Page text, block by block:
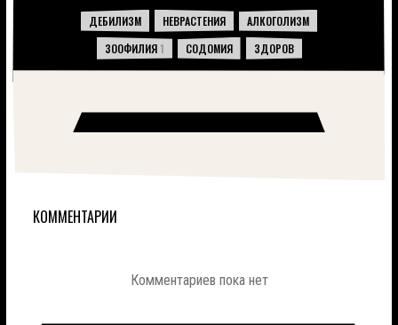
ДЕБИЛИЗМ НЕВРАСТЕНИЯ
АЛКОГОЛИЗМ
ЗООФИЛИЯ1 СОДОМИЯ ЗДОРОВ
КОММЕНТАРИИ
Комментариев пока нет